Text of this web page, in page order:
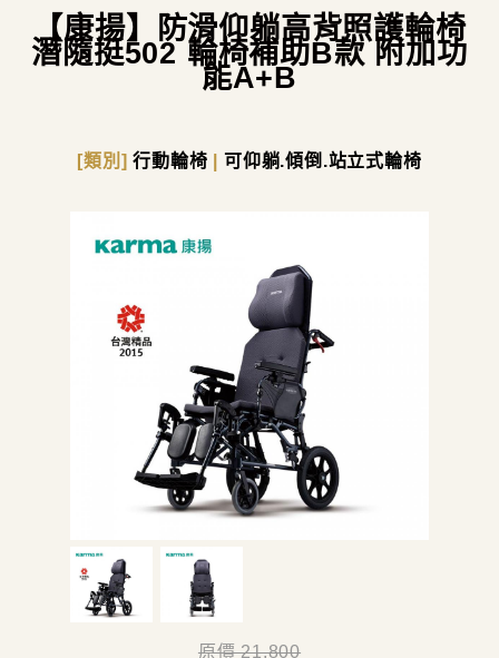
【康揚】防滑仰躺高背照護輪椅
潛隨挺502 輪椅補助B款 附加功
能A+B
[類別]行動輪椅 可仰躺.傾倒.站立式輪椅
原價 21,800